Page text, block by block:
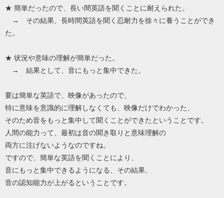
★ 簡単だったので、長い間英語を聞くことに耐えられた。
→ その結果、長時間英語を聞く忍耐力を徐々に養うことができ
た。
★ 状況や意味の理解が簡単だった。
→ 結果として、音にもっと集中できた。
要は簡単な英語で、映像があったので、
特に意味を意識的に理解しなくても、映像だけでわかった、
そのため音をもっと集中して聞くことができたということです。
人間の能力って、最初は音の聞き取りと意味理解の
両方に注げないようなのですね。
ですので、簡単な英語を聞くことにより、
音にもっと集中できるようになる、その結果、
音の認知能力が上がるということです。